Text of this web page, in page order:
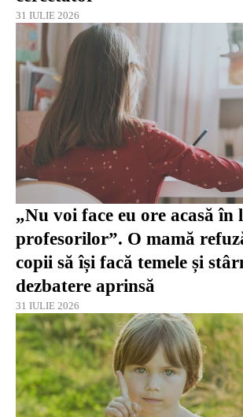
31 IULIE 2026
„Nu voi face eu ore acasă în
profesorilor”. O mamă
copii să își facă temele și
dezbatere aprinsă
31 IULIE 2026